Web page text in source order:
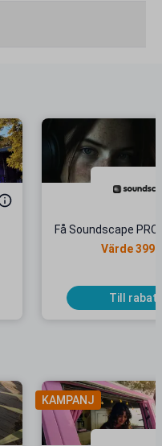
Få Soundscape
Värde 399
Till
KAMPANJ